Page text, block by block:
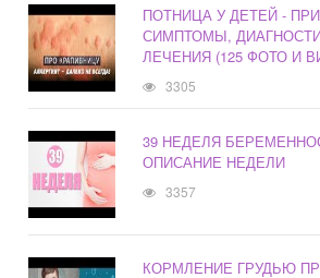
ПОТНИЦА У ДЕТЕЙ -
СИМПТОМЫ,
ЛЕЧЕНИЯ (125 ФОТО И
3305
39 НЕДЕЛЯ
ОПИСАНИЕ НЕДЕЛИ
3357
КОРМЛЕНИЕ ГРУДЬЮ